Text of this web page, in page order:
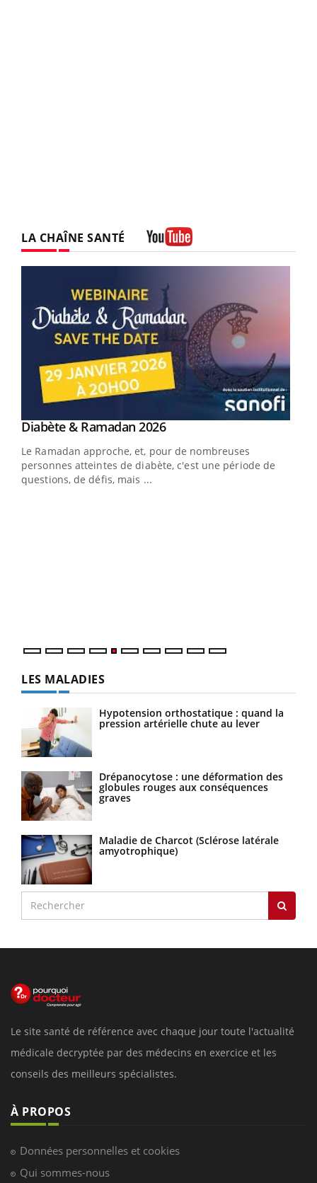
LA CHAÎNE SANTÉ
Youtube
Diabète & Ramadan 2026Youtube
Le Ramadan approche, et, pour de nombreuses
personnes atteintes de diabète, c'est une période de
questions, de défis, mais ...
LES MALADIES
Hypotension orthostatique : quand la
pression artérielle chute au lever
Drépanocytose : une déformation des
globules rouges aux conséquences
graves
Maladie de Charcot (Sclérose latérale
amyotrophique)
Le site santé de référence avec chaque jour toute l'actualité
médicale decryptée par des médecins en exercice et les
conseils des meilleurs spécialistes.
À PROPOS
Données personnelles et cookies
Qui sommes-nous